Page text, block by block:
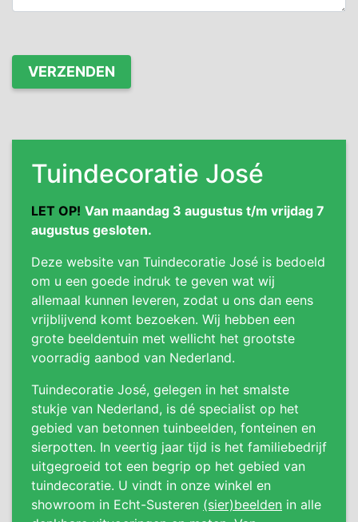
Tuindecoratie José
LET OP! Van maandag 3 augustus t/m vrijdag 7
augustus gesloten.
Deze website van Tuindecoratie José is bedoeld
om u een goede indruk te geven wat wij
allemaal kunnen leveren, zodat u ons dan eens
vrijblijvend komt bezoeken. Wij hebben een
grote beeldentuin met wellicht het grootste
voorradig aanbod van Nederland.
Tuindecoratie José, gelegen in het smalste
stukje van Nederland, is dé specialist op het
gebied van betonnen tuinbeelden, fonteinen en
sierpotten. In veertig jaar tijd is het familiebedrijf
uitgegroeid tot een begrip op het gebied van
tuindecoratie. U vindt in onze winkel en
showroom in Echt-Susteren (sier)beelden in alle